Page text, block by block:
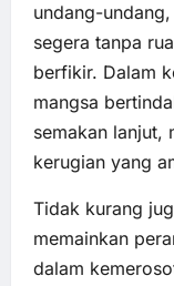
undang-
segera tanpa
berfikir. Dalam
mangsa
semakan lanjut,
kerugian yang
Tidak kurang
memainkan
dalam